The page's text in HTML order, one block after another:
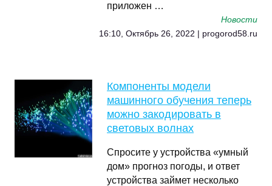
приложен …
Новости
16:10, Октябрь 26, 2022 | progorod58.ru
Компоненты модели
машинного обучения теперь
можно закодировать в
световых волнах
Спросите у устройства «умный
дом» прогноз погоды, и ответ
устройства займет несколько